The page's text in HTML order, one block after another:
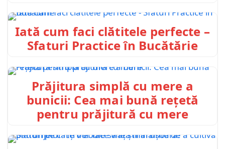
Iată cum faci clătitele perfecte –
Sfaturi Practice în Bucătărie
Prăjitura simplă cu mere a
bunicii: Cea mai bună rețetă
pentru prăjitură cu mere